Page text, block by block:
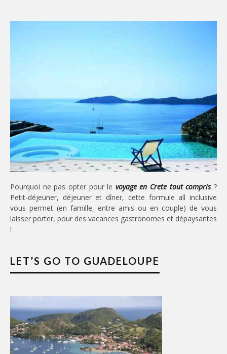
Pourquoi ne pas opter pour le voyage en Crete tout compris?
Petit-déjeuner, déjeuner et dîner, cette formule all inclusive
vous permet (en famille, entre amis ou en couple) de vous
laisser porter, pour des vacances gastronomes et dépaysantes
!
LET’S GO TO GUADELOUPE